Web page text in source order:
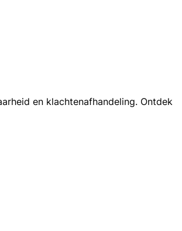
en klachtenafhandeling. Ontdek